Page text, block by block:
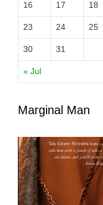
« Jul
16 17 18
23 24 25
30 31
Marginal Man